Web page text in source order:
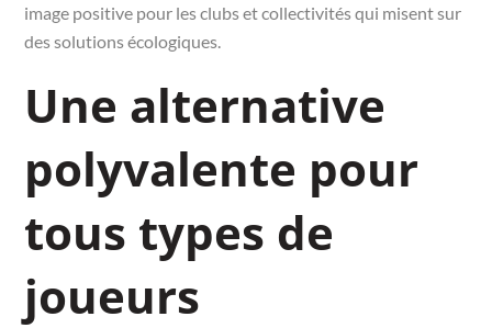
image positive pour les clubs et collectivités qui misent sur
des solutions écologiques.
Une alternative
polyvalente pour
tous types de
joueurs